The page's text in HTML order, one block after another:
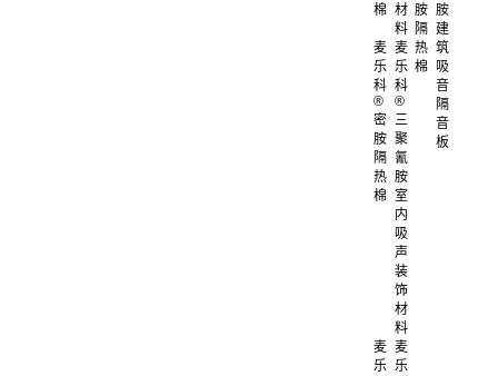
棉 材
料
麦
乐
科
®
密
胺
隔
热
棉
麦
乐
科
®
三
聚
氰
胺
室
内
吸
声
装
饰
材
料
麦
乐
麦
乐
胺
隔
热
棉
胺
建
筑
吸
音
隔
音
板